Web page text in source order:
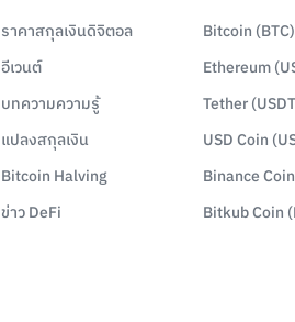
ราคาสกุลเงินดิจิตอล
อีเวนต์
บทความความรู้
แปลงสกุลเงิน
Bitcoin Halving
ข่าว DeFi
Bitcoin (BTC)
Ethereum
Tether
USD Coin
Binance
Bitkub Coin